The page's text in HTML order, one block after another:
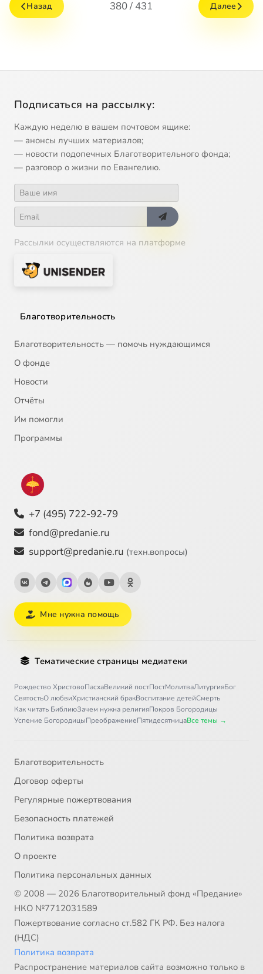
Назад 380 / 431 Далее
Подписаться на рассылку:
Каждую неделю в вашем почтовом ящике:
— анонсы лучших материалов;
— новости подопечных Благотворительного фонда;
— разговор о жизни по Евангелию.
Рассылки осуществляются на платформе
Благотворительность
Благотворительность — помочь нуждающимся
О фонде
Новости
Отчёты
Им помогли
Программы
+7 (495) 722-92-79
fond@predanie.ru
support@predanie.ru (техн.вопросы)
Мне нужна помощь
Тематические страницы медиатеки
Рождество ХристовоПасхаВеликий постПостМолитваЛитургияБог
СвятостьО любвиХристианский бракВоспитание детейСмерть
Как читать БиблиюЗачем нужна религияПокров Богородицы
Успение БогородицыПреображениеПятидесятницаВсе темы →
Благотворительность
Договор оферты
Регулярные пожертвования
Безопасность платежей
Политика возврата
О проекте
Политика персональных данных
© 2008 — 2026 Благотворительный фонд «Предание»
НКО №7712031589
Пожертвование согласно ст.582 ГК РФ. Без налога
(НДС)
Политика возврата
Распространение материалов сайта возможно только в